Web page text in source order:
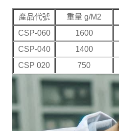
產品代號 重量 g/M2
CSP-060
1600
CSP-040
1400
CSP 020
750